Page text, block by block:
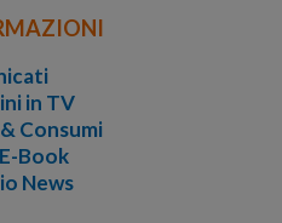
in TV
Consumi
Book
News